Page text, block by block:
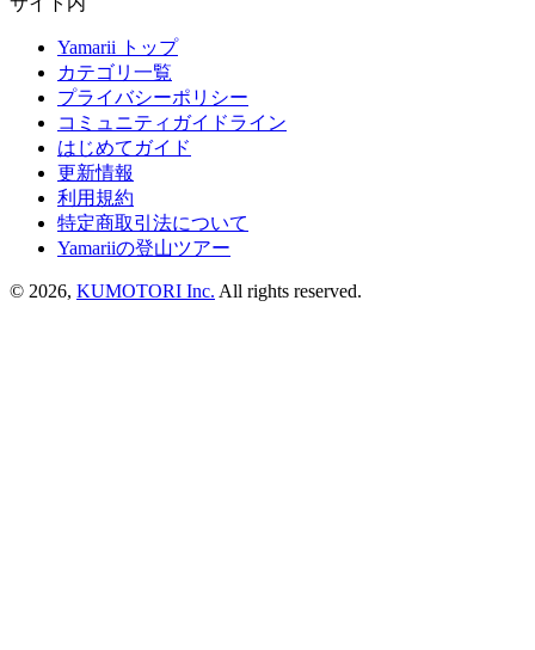
Yamarii トップ
カテゴリ一覧
プライバシーポリシー
コミュニティガイドライン
はじめてガイド
更新情報
利用規約
特定商取引法について
Yamariiの登山ツアー
© 2026, KUMOTORI Inc. All rights reserved.